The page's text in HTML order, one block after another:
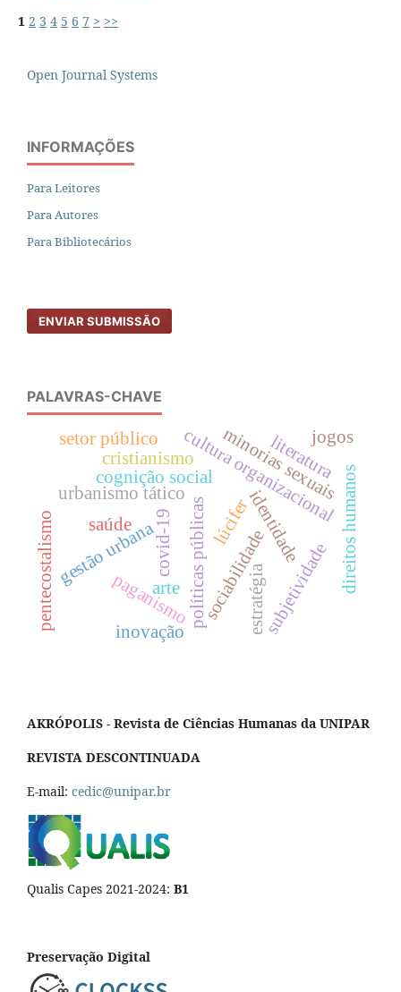
1 2 3 4 5 6 7 > >>
Open Journal Systems
INFORMAÇÕES
Para Leitores
Para Autores
Para Bibliotecários
ENVIAR SUBMISSÃO
PALAVRAS-CHAVE
covid-19 sociabilidade
políticas públicas
gestão urbana
urbanismo tático identidade
subjetividade
pentecostalismo
cognição socialcultura organizacional
minorias sexuais
direitos humanos
arte
lúcifer
cristianismo
paganismo
literatura
saúde
jogos
setor público
inovação estratégia
AKRÓPOLIS - Revista de Ciências Humanas da UNIPAR
REVISTA DESCONTINUADA
E-mail: cedic@unipar.br
Qualis Capes 2021-2024: B1
Preservação Digital